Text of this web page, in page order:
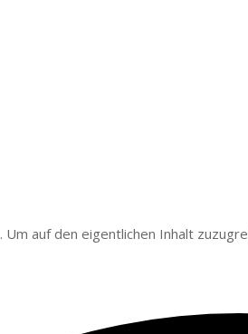
. Um auf den eigentlichen Inhalt